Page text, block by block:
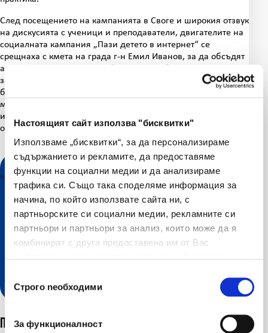
Настоящият сайт използва "бисквитки"
Използваме „бисквитки“, за да персонализираме
съдържанието и рекламите, да предоставяме
функции на социални медии и да анализираме
трафика си. Също така споделяме информация за
начина, по който използвате сайта ни, с
партньорските си социални медии, рекламните си
партньори и партньори за анализ, които може да я
комбинират с друга предоставена им от Вас
Строго nеобходими
За функционалност
След посещението на кампанията в Своге и широкия отзвук
на дискусията с ученици и преподаватели, двигателите на
социалната кампания „Пази детето в интернет“ се
срещнаха с кмета на града г-н Емил Иванов, за да обсъдят
актуалната ситуация и проблемите в кибер пространството
за подрастващите и техните родители. Г-н Иванов
благодари за организираното събитие в помощ на
местната общност и предложи своята подкрепа към
инициативата, ангажирайки се за съдействие при
организирането на бъдещи събития.
Последни новини